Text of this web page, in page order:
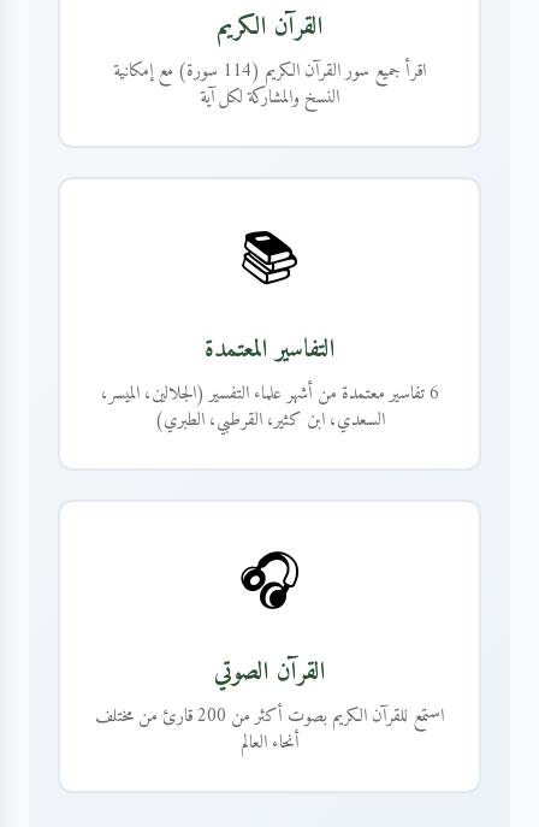
القرآن الكريم
اقرأ جميع سور القرآن الكريم (114 سورة) مع إمكانية
النسخ والمشاركة لكل آية
📚
التفاسير المعتمدة
6 تفاسير معتمدة من أشهر علماء التفسير (الجلالين، الميسر،
السعدي، ابن كثير، القرطبي، الطبري)
🎧
القرآن الصوتي
استمع للقرآن الكريم بصوت أكثر من 200 قارئ من مختلف
أنحاء العالم